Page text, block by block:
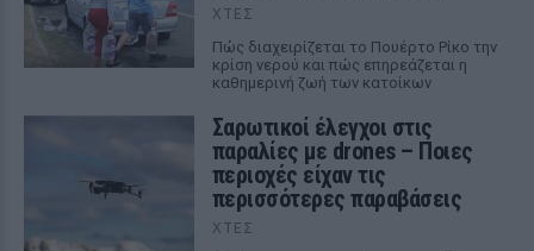
ΧΤΕΣ
Πώς διαχειρίζεται το Πουέρτο Ρίκο την
κρίση νερού και πώς επηρεάζεται η
καθημερινή ζωή των κατοίκων
Σαρωτικοί έλεγχοι στις
παραλίες με drones – Ποιες
περιοχές είχαν τις
περισσότερες παραβάσεις
ΧΤΕΣ